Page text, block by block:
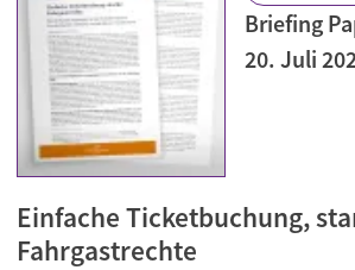
Briefing
20. Juli
Einfache Ticketbuchung,
Fahrgastrechte